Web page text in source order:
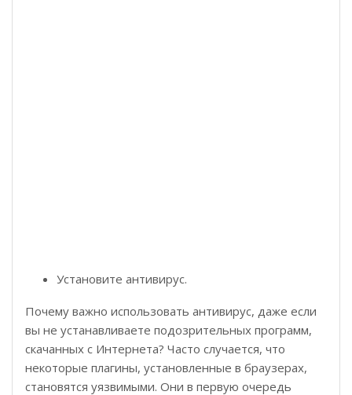
Установите антивирус.
Почему важно использовать антивирус, даже если
вы не устанавливаете подозрительных программ,
скачанных с Интернета? Часто случается, что
некоторые плагины, установленные в браузерах,
становятся уязвимыми. Они в первую очередь